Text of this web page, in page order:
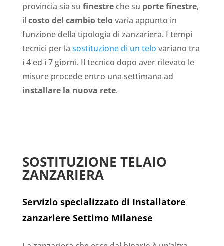
provincia sia su finestreche su porte finestre,
il costo del cambio telovaria appunto in
funzione della tipologia di zanzariera. I tempi
tecnici per la sostituzione di un telo variano tra
i 4 ed i 7 giorni. Il tecnico dopo aver rilevato le
misure procede entro una settimana ad
installare la nuova rete.
SOSTITUZIONE TELAIO
ZANZARIERA
Servizio specializzato di Installatore
zanzariere Settimo Milanese